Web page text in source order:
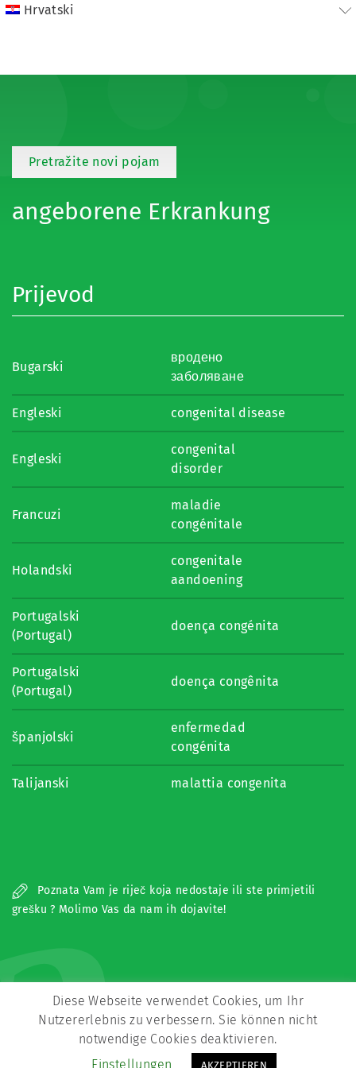
Hrvatski
Pretražite novi pojam
angeborene Erkrankung
Prijevod
Bugarski
вродено
заболяване
Engleski congenital disease
Engleski
congenital
disorder
Francuzi
maladie
congénitale
Holandski
congenitale
aandoening
Portugalski
(Portugal)
doença congénita
Portugalski
(Portugal)
doença congênita
španjolski
enfermedad
congénita
Talijanski malattia congenita
Poznata Vam je riječ koja nedostaje ili ste primjetili
grešku ? Molimo Vas da nam ih dojavite!
Copyright © Zeitz Franko Zeitz
Diese Webseite verwendet Cookies, um Ihr
Nutzererlebnis zu verbessern. Sie können nicht
notwendige Cookies deaktivieren.
Einstellungen
AKZEPTIEREN